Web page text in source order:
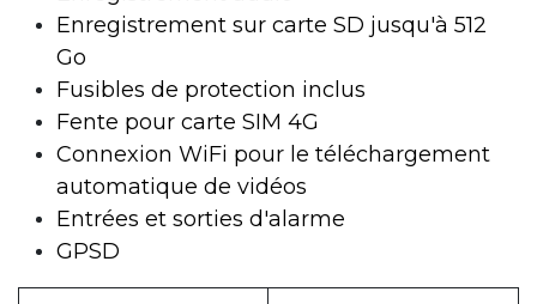
Enregistrement sur carte SD jusqu'à 512
Go
Fusibles de protection inclus
Fente pour carte SIM 4G
Connexion WiFi pour le téléchargement
automatique de vidéos
Entrées et sorties d'alarme
GPSD